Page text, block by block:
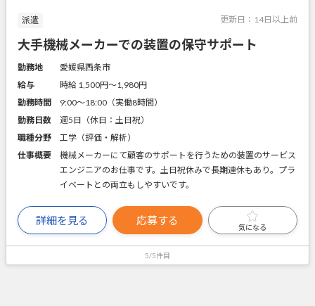
派遣 更新日： 14日以上前
大手機械メーカーでの装置の保守サポート
勤務地
愛媛県西条市
給与
時給 1,500円〜1,980円
勤務時間
9:00～18:00（実働8時間）
勤務日数
週5日（休日：土日祝）
職種分野
工学（評価・解析）
仕事概要
機械メーカーにて顧客のサポートを行うための装置のサービス
エンジニアのお仕事です。土日祝休みで長期連休もあり。プラ
イベートとの両立もしやすいです。
詳細を見る 応募する
気になる
5/5件目